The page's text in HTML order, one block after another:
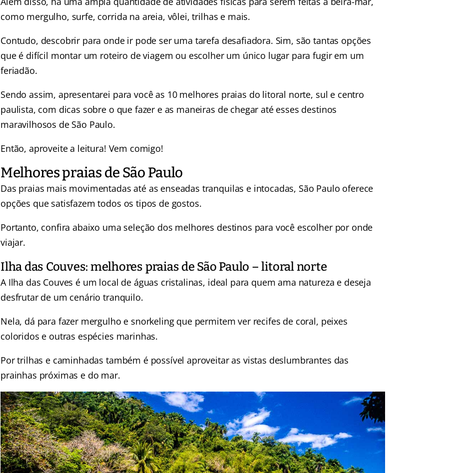
como mergulho, surfe, corrida na areia, vôlei, trilhas e mais.
Contudo, descobrir para onde ir pode ser uma tarefa desafiadora. Sim, são tantas opções
que é difícil montar um roteiro de viagem ou escolher um único lugar para fugir em um
feriadão.
Sendo assim, apresentarei para você as 10 melhores praias do litoral norte, sul e centro
paulista, com dicas sobre o que fazer e as maneiras de chegar até esses destinos
maravilhosos de São Paulo.
Então, aproveite a leitura! Vem comigo!
Melhores praias de São Paulo
Das praias mais movimentadas até as enseadas tranquilas e intocadas, São Paulo oferece
opções que satisfazem todos os tipos de gostos.
Portanto, confira abaixo uma seleção dos melhores destinos para você escolher por onde
viajar.
Ilha das Couves: melhores praias de São Paulo – litoral norte
A Ilha das Couves é um local de águas cristalinas, ideal para quem ama natureza e deseja
desfrutar de um cenário tranquilo.
Nela, dá para fazer mergulho e snorkeling que permitem ver recifes de coral, peixes
coloridos e outras espécies marinhas.
Por trilhas e caminhadas também é possível aproveitar as vistas deslumbrantes das
prainhas próximas e do mar.